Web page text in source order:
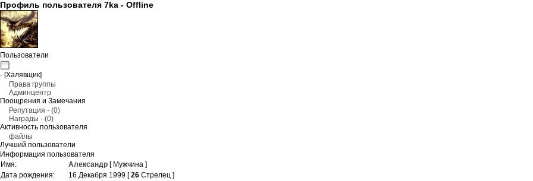
Профиль пользователя 7ka - Offline
Пользователи
- [Халявщик]
Права группы
Админцентр
Поощрения и Замечания
Репутация - (0)
Награды - (0)
Активность пользователя
файлы
Лучший пользователи
Информация пользователя
Имя:
Александр [ Мужчина ]
Дата рождения:
16 Декабря 1999 [26 Стрелец ]